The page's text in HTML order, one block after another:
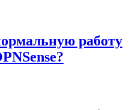
работу